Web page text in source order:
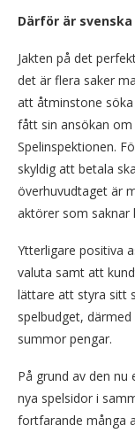
Därför är
Jakten på det
det är flera saker
att åtminstone
fått sin ansökan om
Spelinspektionen.
skyldig att betala
överhuvudtaget är
aktörer som saknar
Ytterligare positiva
valuta samt att
lättare att styra sitt
spelbudget,
summor pengar.
På grund av den
nya spelsidor i
fortfarande många